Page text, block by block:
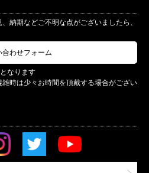
納期などご不明な点がございましたら、
合わせフォーム
なります
時は少々お時間を頂戴する場合がござい